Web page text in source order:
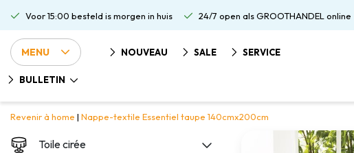
Voor 15:00 besteld is morgen in huis 24/7 open als GROOTHANDEL online
MENU NOUVEAU SALE SERVICE
BULLETIN
Revenir à home | Nappe-textile Essentiel taupe 140cmx200cm
Toile cirée